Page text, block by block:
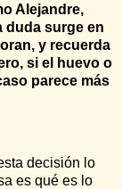
Alejandre,
duda surge en
y recuerda
si el huevo o
parece más
decisión lo
es qué es lo